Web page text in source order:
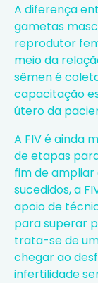
A diferença
gametas
reprodutor
meio da
sêmen é
capacitação
útero da
A FIV é ainda
de etapas
fim de
sucedidos, a
apoio de
para superar
trata-se de
chegar ao
infertilidade